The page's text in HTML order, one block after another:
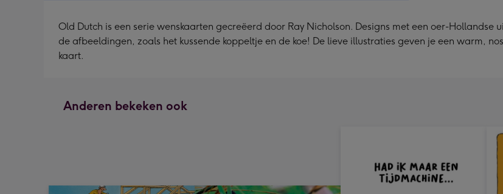
Old Dutch is een serie wenskaarten gecreëerd door Ray Nicholson. Designs met een oer-
de afbeeldingen, zoals het kussende koppeltje en de koe! De lieve illustraties geven je een warm,
kaart.
Anderen bekeken ook